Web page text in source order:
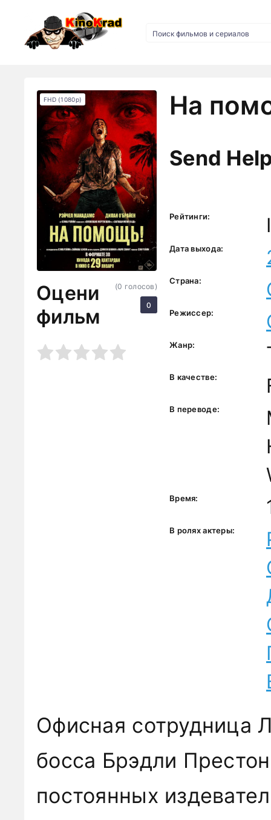
На
Send
FHD (1080p)
Оцени
фильм
5
(0 голосов)
0
Рейтинги:
Дата выхода:
Страна:
Режиссер:
Жанр:
В качестве:
В переводе:
Время:
В ролях актеры:
Офисная сотрудница
босса Брэдли
постоянных